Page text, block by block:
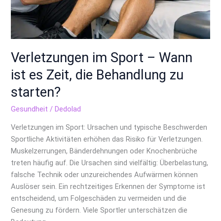
Verletzungen im Sport – Wann
ist es Zeit, die Behandlung zu
starten?
Gesundheit /Dedolad
Verletzungen im Sport: Ursachen und typische Beschwerden
Sportliche Aktivitäten erhöhen das Risiko für Verletzungen.
Muskelzerrungen, Bänderdehnungen oder Knochenbrüche
treten häufig auf. Die Ursachen sind vielfältig: Überbelastung,
falsche Technik oder unzureichendes Aufwärmen können
Auslöser sein. Ein rechtzeitiges Erkennen der Symptome ist
entscheidend, um Folgeschäden zu vermeiden und die
Genesung zu fördern. Viele Sportler unterschätzen die